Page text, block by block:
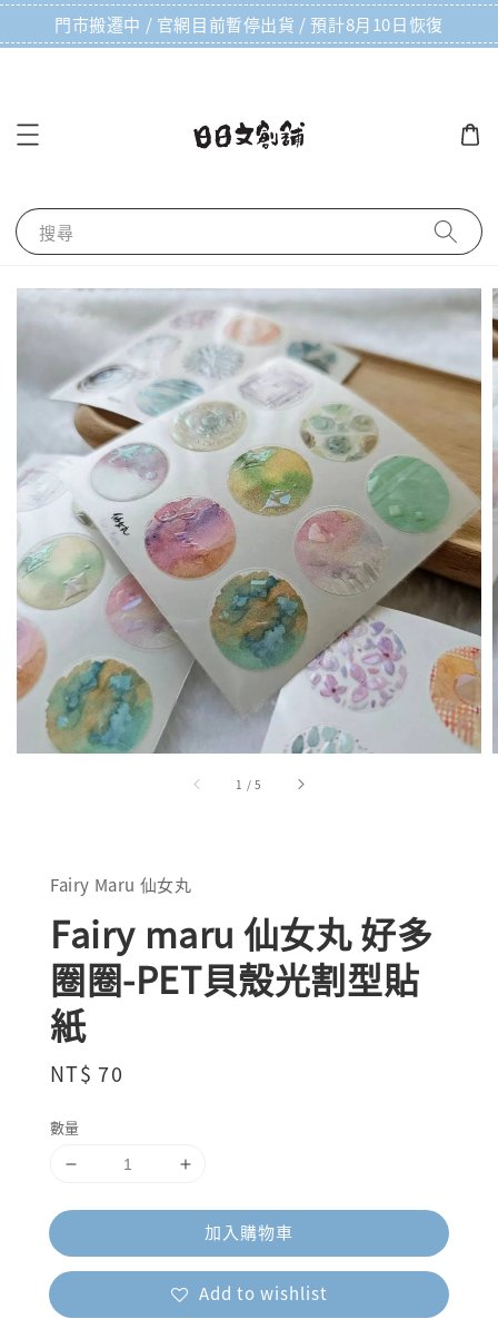
門市搬遷中 / 官網目前暫停出貨 / 預計8月10日恢復
搜尋
1 /5
Fairy Maru 仙女丸
Fairy maru 仙女丸 好多
圈圈-PET貝殼光割型貼
紙
Regular
NT$ 70
數量
加入購物車
Add to wishlist